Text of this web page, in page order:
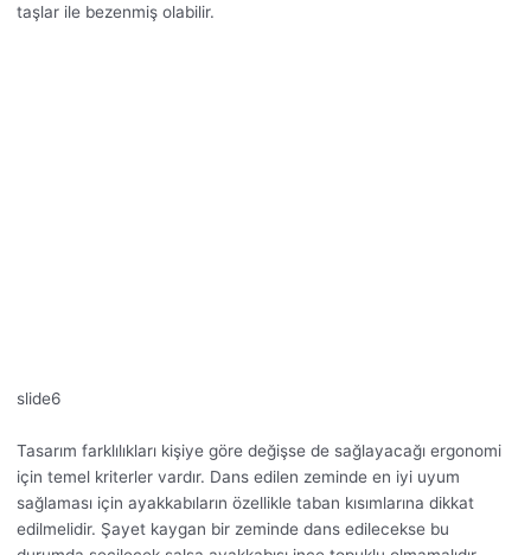
taşlar ile bezenmiş olabilir.
slide6
Tasarım farklılıkları kişiye göre değişse de sağlayacağı ergonomi
için temel kriterler vardır. Dans edilen zeminde en iyi uyum
sağlaması için ayakkabıların özellikle taban kısımlarına dikkat
edilmelidir. Şayet kaygan bir zeminde dans edilecekse bu